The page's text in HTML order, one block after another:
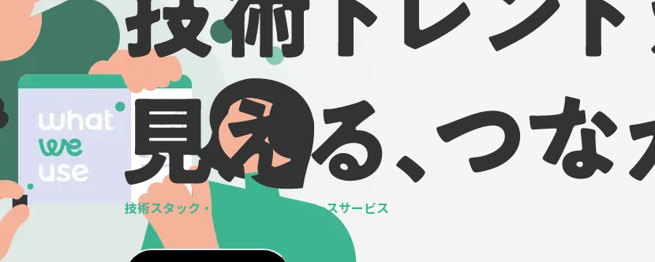
技術スタック・ツールの データベースサービス